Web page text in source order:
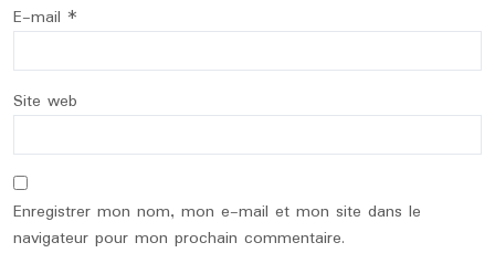
E-mail *
Site web
Enregistrer mon nom, mon e-mail et mon site dans le
navigateur pour mon prochain commentaire.